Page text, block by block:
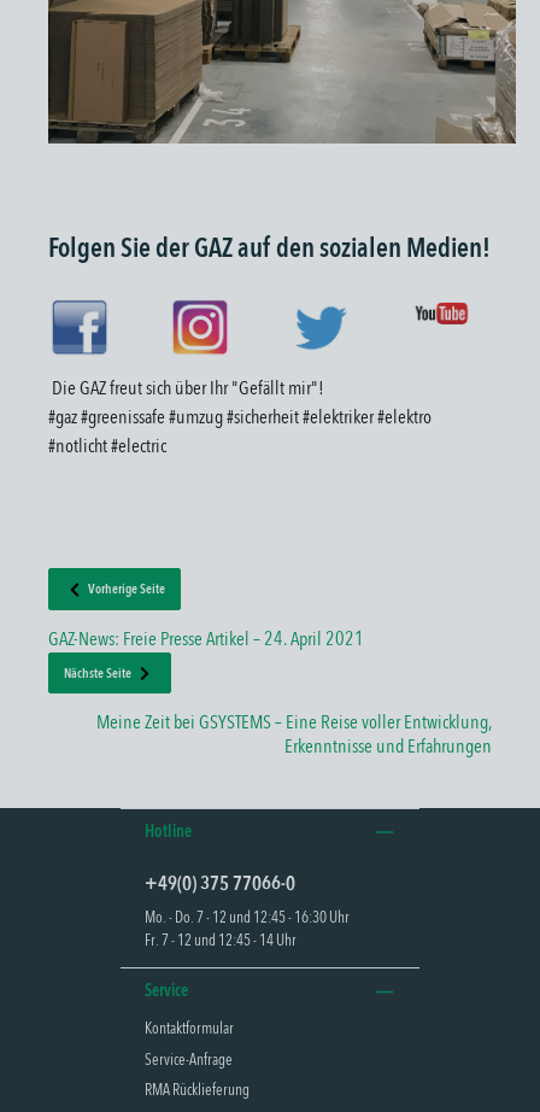
Folgen Sie der GAZ auf den sozialen Medien!
Die GAZ freut sich über Ihr "Gefällt mir"!
#gaz #greenissafe #umzug #sicherheit #elektriker #elektro
#notlicht #electric
Vorherige Seite
GAZ-News: Freie Presse Artikel – 24. April 2021
Nächste Seite
Meine Zeit bei GSYSTEMS – Eine Reise voller Entwicklung,
Erkenntnisse und Erfahrungen
Hotline
+49(0) 375 77066-0
Mo. - Do. 7 - 12 und 12:45 - 16:30 Uhr
Fr. 7 - 12 und 12:45 - 14 Uhr
Service
Kontaktformular
Service-Anfrage
RMA Rücklieferung